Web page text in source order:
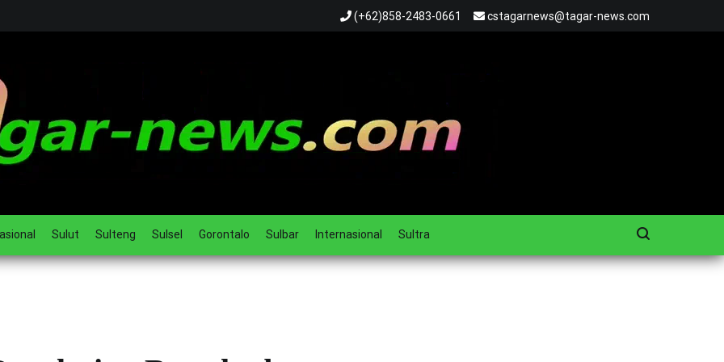
(+62)858-2483-0661 cstagarnews@tagar-news.com
Sulut Sulteng Sulsel Gorontalo Sulbar Internasional Sultra